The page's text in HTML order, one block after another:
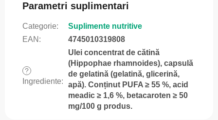
Parametri suplimentari
Categorie:
Suplimente nutritive
EAN : 4745010319808
?
Ingrediente:
Ulei concentrat de cătină
(Hippophae rhamnoides), capsulă
de gelatină (gelatină, glicerină,
apă). Conținut PUFA ≥ 55 %, acid
meadic ≥ 1,6 %, betacaroten ≥ 50
mg/100 g produs.